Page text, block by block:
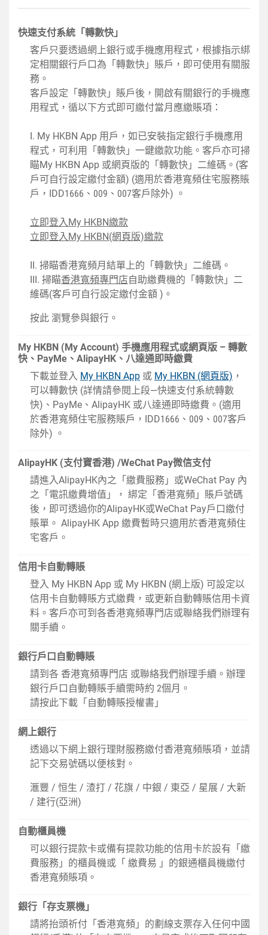
快速支付系統「轉數快」
客戶只要透過網上銀行或手機應用程式，根據指示綁
定相關銀行戶口為「轉數快」賬戶，即可使用有關服
務。
客戶設定「轉數快」賬戶後，開啟有關銀行的手機應
用程式，循以下方式即可繳付當月應繳賬項：
I. My HKBN App 用戶，如已安裝指定銀行手機應用
程式，可利用「轉數快」一鍵繳款功能。客戶亦可掃
瞄My HKBN App 或網頁版的「轉數快」二維碼。(客
戶可自行設定繳付金額) (適用於香港寬頻住宅服務賬
戶，IDD1666、009、007客戶除外) 。
立即登入My HKBN繳款
立即登入My HKBN(網頁版)繳款
II. 掃瞄香港寬頻月結單上的「轉數快」二維碼。
III. 掃瞄香港寬頻專門店自助繳費機的「轉數快」二
維碼(客戶可自行設定繳付金額 )。
按此 瀏覽參與銀行。
My HKBN (My Account) 手機應用程式或網頁版 – 轉數
快、PayMe、AlipayHK、八達通即時繳費
下載並登入 My HKBN App 或 My HKBN (網頁版) ，
可以轉數快 (詳情請參閱上段—快速支付系統轉數
快)、PayMe、AlipayHK 或八達通即時繳費。(適用
於香港寬頻住宅服務賬戶，IDD1666、009、007客戶
除外) 。
AlipayHK (支付寶香港) /WeChat Pay微信支付
請進入AlipayHK內之「繳費服務」或WeChat Pay 內
之「電訊繳費增值」， 綁定「香港寬頻」賬戶號碼
後，即可透過你的AlipayHK或WeChat Pay戶口繳付
賬單。 AlipayHK App 繳費暫時只適用於香港寬頻住
宅客戶。
信用卡自動轉賬
登入 My HKBN App 或 My HKBN (網上版) 可設定以
信用卡自動轉賬方式繳費，或更新自動轉賬信用卡資
料。客戶亦可到各香港寬頻專門店或聯絡我們辦理有
關手續。
銀行戶口自動轉賬
請到各 香港寬頻專門店 或聯絡我們辦理手續。辦理
銀行戶口自動轉賬手續需時約 2個月。
請按此下載「自動轉賬授權書」
網上銀行
透過以下網上銀行理財服務繳付香港寬頻賬項，並請
記下交易號碼以便核對。
滙豐 / 恒生 / 渣打 / 花旗 / 中銀 / 東亞 / 星展 / 大新
/ 建行(亞洲)
自動櫃員機
可以銀行提款卡或備有提款功能的信用卡於設有「繳
費服務」的櫃員機或「 繳費易 」的銀通櫃員機繳付
香港寬頻賬項。
銀行「存支票機」
請將抬頭祈付「香港寬頻」的劃線支票存入任何中國